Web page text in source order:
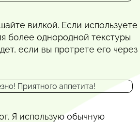
вилкой. Если используете
более однородной текстуры
если вы протрете его через
Я использую обычную